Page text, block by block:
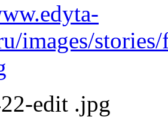
images/
edit .jpg